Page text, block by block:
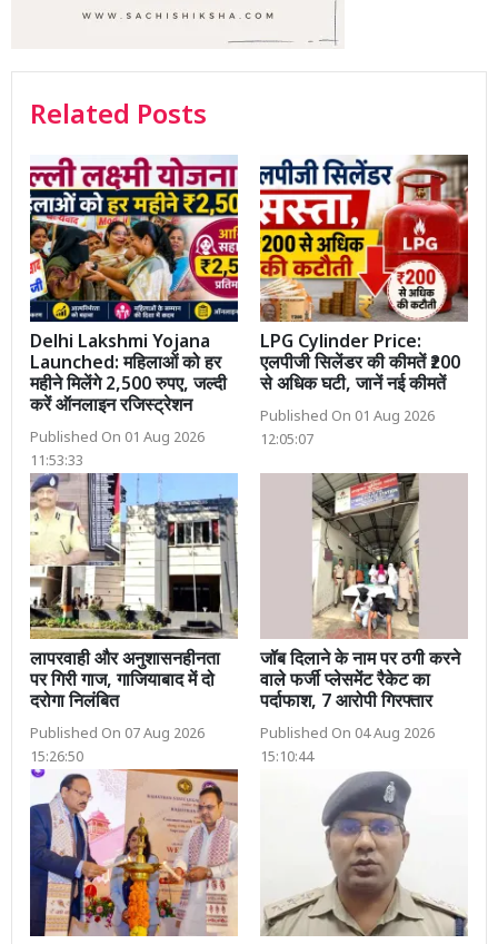
Related Posts
Delhi Lakshmi Yojana
Launched: महिलाओं को हर
महीने मिलेंगे 2,500 रुपए, जल्दी
करें ऑनलाइन रजिस्ट्रेशन
Published On 01 Aug 2026
11:53:33
LPG Cylinder Price:
एलपीजी सिलेंडर की कीमतें ₹200
से अधिक घटी, जानें नई कीमतें
Published On 01 Aug 2026
12:05:07
लापरवाही और अनुशासनहीनता
पर गिरी गाज, गाजियाबाद में दो
दरोगा निलंबित
Published On 07 Aug 2026
15:26:50
जॉब दिलाने के नाम पर ठगी करने
वाले फर्जी प्लेसमेंट रैकेट का
पर्दाफाश, 7 आरोपी गिरफ्तार
Published On 04 Aug 2026
15:10:44